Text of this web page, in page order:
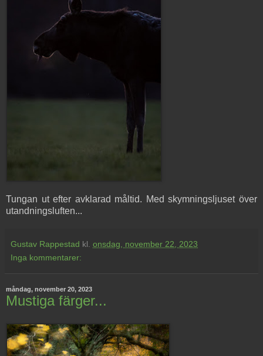
Tungan ut efter avklarad måltid. Med skymningsljuset över
utandningsluften...
Gustav Rappestad kl. onsdag, november 22, 2023
Inga kommentarer:
måndag, november 20, 2023
Mustiga färger...